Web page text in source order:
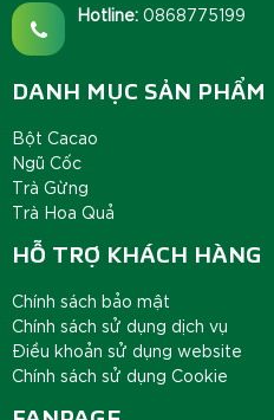
Hotline: 0868775199
DANH MỤC SẢN PHẨM
Bột Cacao
Ngũ Cốc
Trà Gừng
Trà Hoa Quả
HỖ TRỢ KHÁCH HÀNG
Chính sách bảo mật
Chính sách sử dụng dịch vụ
Điều khoản sử dụng website
Chính sách sử dụng Cookie